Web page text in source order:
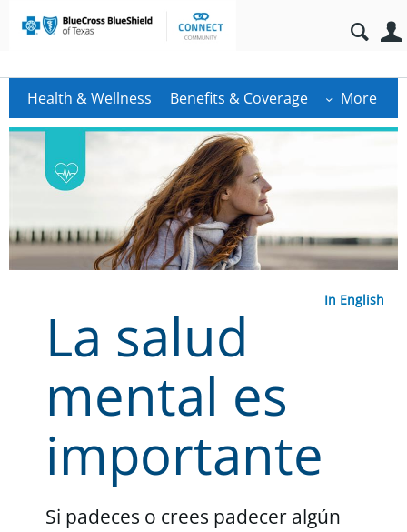
Health & Wellness Benefits & Coverage More
In English
La salud
mental es
importante
Si padeces o crees padecer algún